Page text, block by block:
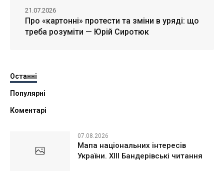
Про «картонні» протести та зміни в уряді: що
треба розуміти — Юрій Сиротюк
21.07.2026
Останні
Популярні
Коментарі
07.08.2026
Мапа національних інтересів
України. ХІІІ Бандерівські читання